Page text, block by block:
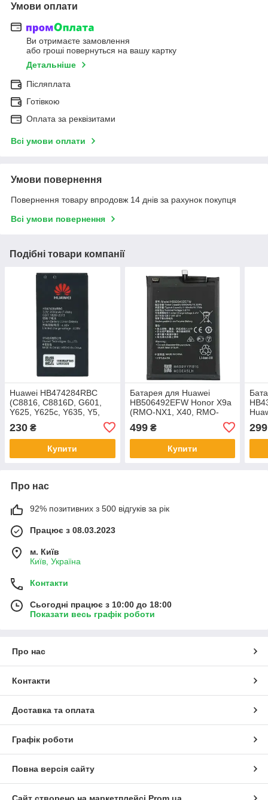
Умови оплати
Ви отримаєте замовлення
або гроші повернуться на вашу картку
Детальніше
Післяплата
Готівкою
Оплата за реквізитами
Всі умови оплати
Умови повернення
Повернення товару впродовж 14 днів за рахунок покупця
Всі умови повернення
Подібні товари компанії
Huawei HB474284RBC
(C8816, C8816D, G601,
Y625, Y625c, Y635, Y5,
Y550, G615, G620, Honor
3C Play Edition,
230 ₴
Купити
Батарея для Huawei
HB506492EFW Honor X9a
(RMO-NX1, X40, RMO-
AN00, Magic 5 Lite, RMO-
NX3) 5100mAh
499₴
Купити
299
Про нас
92% позитивних з 500 відгуків за рік
Працює з 08.03.2023
м. Київ
Київ, Україна
Контакти
Сьогодні працює з 10:00 до 18:00
Показати весь графік роботи
Про нас
Контакти
Доставка та оплата
Графік роботи
Повна версія сайту